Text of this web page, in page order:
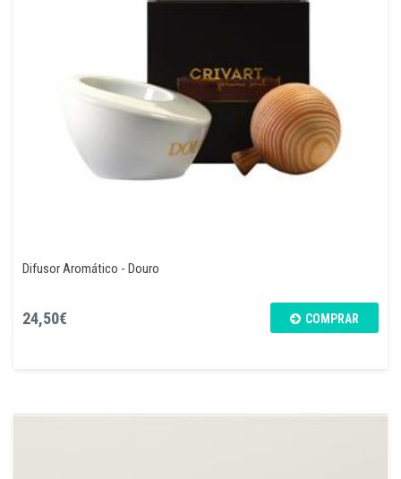
Difusor Aromático - Douro
24,50€ COMPRAR